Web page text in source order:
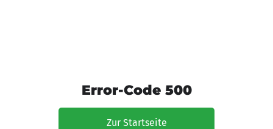
Error-Code 500
Zur Startseite